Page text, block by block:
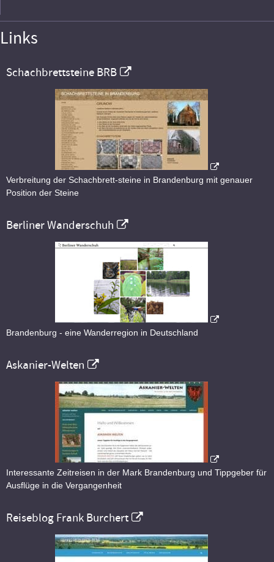
Links
Schachbrettsteine BRB
Verbreitung der Schachbrett-steine in Brandenburg mit genauer
Position der Steine
Berliner Wanderschuh
Brandenburg - eine Wanderregion in Deutschland
Askanier-Welten
Interessante Zeitreisen in der Mark Brandenburg und Tippgeber für
Ausflüge in die Vergangenheit
Reiseblog Frank Burchert